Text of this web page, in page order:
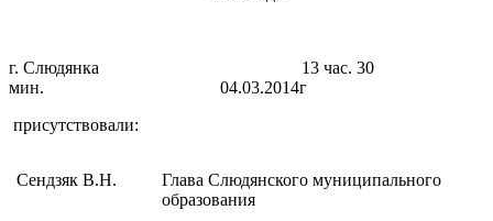
г. Слюдянка 13 час. 30
мин. 04.03.2014г
присутствовали:
Сендзяк В.Н.
Глава Слюдянского муниципального
образования